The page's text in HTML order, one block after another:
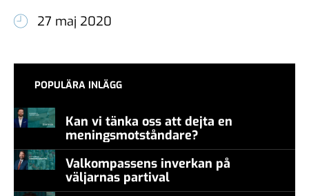
27 maj 2020
POPULÄRA INLÄGG
Kan vi tänka oss att dejta en
meningsmotståndare?
Valkompassens inverkan på
väljarnas partival